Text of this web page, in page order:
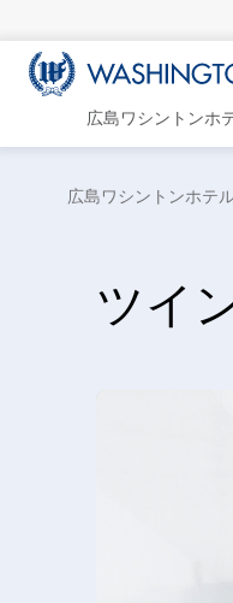
広島ワシントンホ
広島ワシントンホテ
ツイ